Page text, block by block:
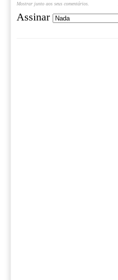
Mostrar junto aos seus comentários.
Assinar